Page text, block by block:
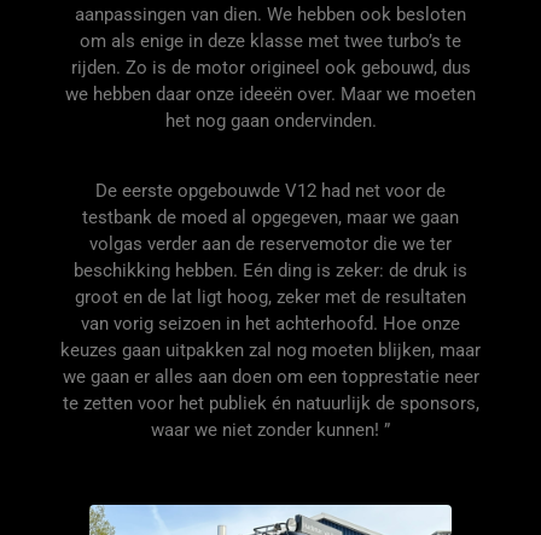
aanpassingen van dien. We hebben ook besloten
om als enige in deze klasse met twee turbo’s te
rijden. Zo is de motor origineel ook gebouwd, dus
we hebben daar onze ideeën over. Maar we moeten
het nog gaan ondervinden.
De eerste opgebouwde V12 had net voor de
testbank de moed al opgegeven, maar we gaan
volgas verder aan de reservemotor die we ter
beschikking hebben. Eén ding is zeker: de druk is
groot en de lat ligt hoog, zeker met de resultaten
van vorig seizoen in het achterhoofd. Hoe onze
keuzes gaan uitpakken zal nog moeten blijken, maar
we gaan er alles aan doen om een topprestatie neer
te zetten voor hetpubliek én natuurlijk de sponsors,
waar we niet zonder kunnen! ”